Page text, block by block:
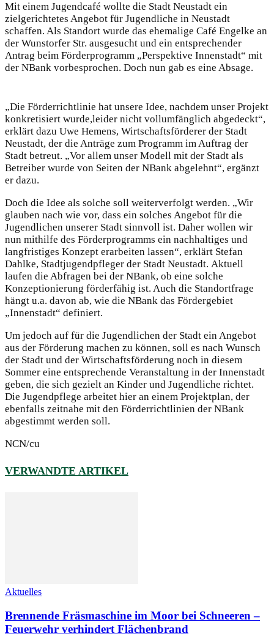
Mit einem Jugendcafé wollte die Stadt Neustadt ein
zielgerichtetes Angebot für Jugendliche in Neustadt
schaffen. Als Standort wurde das ehemalige Café Engelke an
der Wunstorfer Str. ausgesucht und ein entsprechender
Antrag beim Förderprogramm „Perspektive Innenstadt“ mit
der NBank vorbesprochen. Doch nun gab es eine Absage.
„Die Förderrichtlinie hat unsere Idee, nachdem unser Projekt
konkretisiert wurde,leider nicht vollumfänglich abgedeckt“,
erklärt dazu Uwe Hemens, Wirtschaftsförderer der Stadt
Neustadt, der die Anträge zum Programm im Auftrag der
Stadt betreut. „Vor allem unser Modell mit der Stadt als
Betreiber wurde von Seiten der NBank abgelehnt“, ergänzt
er dazu.
Doch die Idee als solche soll weiterverfolgt werden. „Wir
glauben nach wie vor, dass ein solches Angebot für die
Jugendlichen unserer Stadt sinnvoll ist. Daher wollen wir
nun mithilfe des Förderprogramms ein nachhaltiges und
langfristiges Konzept erarbeiten lassen“, erklärt Stefan
Dahlke, Stadtjugendpfleger der Stadt Neustadt. Aktuell
laufen die Abfragen bei der NBank, ob eine solche
Konzeptionierung förderfähig ist. Auch die Standortfrage
hängt u.a. davon ab, wie die NBank das Fördergebiet
„Innenstadt“ definiert.
Um jedoch auf für die Jugendlichen der Stadt ein Angebot
aus der Förderung machen zu können, soll es nach Wunsch
der Stadt und der Wirtschaftsförderung noch in diesem
Sommer eine entsprechende Veranstaltung in der Innenstadt
geben, die sich gezielt an Kinder und Jugendliche richtet.
Die Jugendpflege arbeitet hier an einem Projektplan, der
ebenfalls zeitnahe mit den Förderrichtlinien der NBank
abgestimmt werden soll.
NCN/cu
VERWANDTE ARTIKEL
Aktuelles
Brennende Fräsmaschine im Moor bei Schneeren –
Feuerwehr verhindert Flächenbrand